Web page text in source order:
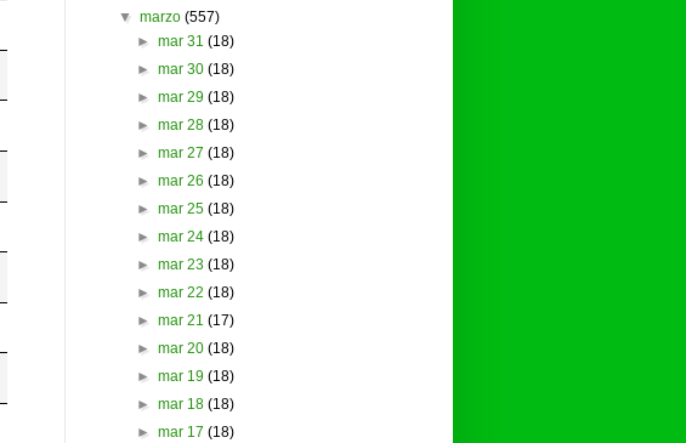
▼ marzo (557)
► mar 31 (18)
► mar 30 (18)
► mar 29 (18)
► mar 28 (18)
► mar 27 (18)
► mar 26 (18)
► mar 25 (18)
► mar 24 (18)
► mar 23 (18)
► mar 22 (18)
► mar 21 (17)
► mar 20 (18)
► mar 19 (18)
► mar 18 (18)
► mar 17 (18)